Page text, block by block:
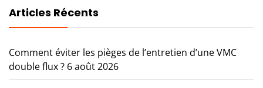
Articles Récents
Comment éviter les pièges de l’entretien d’une VMC
double flux ? 6 août 2026